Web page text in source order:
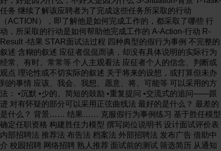
任务 继续了解该应聘者为了完成这些任务所采取的行动
（ACTION），即了解他是如何完成工作的，都采取了哪些 行
动，所采取的行动是如何帮助他完成工作的 A-Action-行动 R-
Result -结果 STAR面试法过程 四种典型的假行为事例 不完整的
叙述 含糊的叙述 应征者侃侃而谈，却没有具体说明的实际行为
经常、有时、常常等 个人主观看法 应征者个人的信念、判断或
观点 理论性或不切实际的叙述 关于将来的设想，或打算但未办
到的事情 应该、我会、我想、愿意、将、可能等 可以采用的方
法： •沉默 •少的、简短的鼓励 •重复提问 •交流式的追问——跟
进 对有怀疑的部分可以采用正弦曲线法 最好的是什么？ 最差的
是什么？ 背景…… 结果…… 克服假行为事例练习 基于胜任模型
确定任职资格 构建胜任力模型 撰写岗位说明书 设计面试评价表
内部招聘法 推荐法 布告法 档案法 外部招聘法 发布广告 借助中
介 校园招聘 网络招聘 熟人推荐 面试前的测试 筛选简历 从通知